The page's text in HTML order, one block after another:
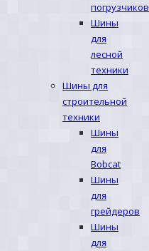
погрузчиков
Шины
для
лесной
техники
Шины для
строительной
техники
Шины
для
Bobcat
Шины
для
грейдеров
Шины
для